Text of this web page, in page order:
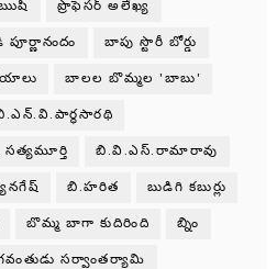
ఋషి ప్రొఫెసర్ అలేఖ్య
పూర్ణానందం బాపు స్టొరీ బోర్డు
బాలల బొమ్మల 'బాబు'
బి.వి.ఎస్.రామారావు
బి.హరిత బుడిగి కబుర్లు
బొమ్మ బాగా కుదిరింది బ్నిం
సర్వాంతర్యామి